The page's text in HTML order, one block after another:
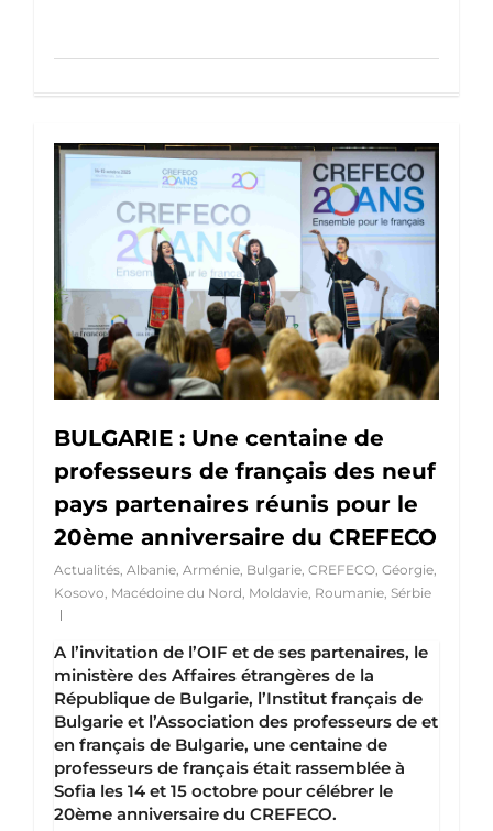
BULGARIE : Une centaine de
professeurs de français des neuf
pays partenaires réunis pour le
20ème anniversaire du CREFECO
Actualités, Albanie, Arménie, Bulgarie, CREFECO, Géorgie,
Kosovo, Macédoine du Nord, Moldavie, Roumanie, Sérbie
A l’invitation de l’OIF et de ses partenaires, le
ministère des Affaires étrangères de la
République de Bulgarie, l’Institut français de
Bulgarie et l’Association des professeurs de et
en français de Bulgarie, une centaine de
professeurs de français était rassemblée à
Sofia les 14 et 15 octobre pour célébrer le
20ème anniversaire du CREFECO.